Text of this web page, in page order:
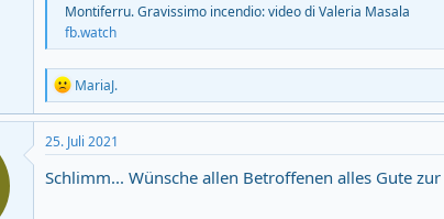
Montiferru. Gravissimo incendio: video di Valeria Masala
fb.watch
R
e
a
c
t
i
o
MariaJ.
25. Juli 2021
Schlimm... Wünsche allen Betroffenen alles Gute